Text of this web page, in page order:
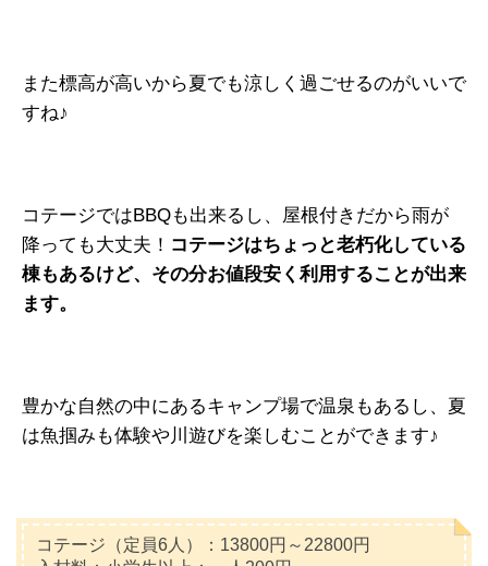
また標高が高いから夏でも涼しく過ごせるのがいいで
すね♪
コテージではBBQも出来るし、屋根付きだから雨が
降っても大丈夫！ コテージはちょっと老朽化している
棟もあるけど、その分お値段安く利用することが出来
ます。
豊かな自然の中にあるキャンプ場で温泉もあるし、夏
は魚掴みも体験や川遊びを楽しむことができます♪
コテージ（定員6人）：13800円～22800円